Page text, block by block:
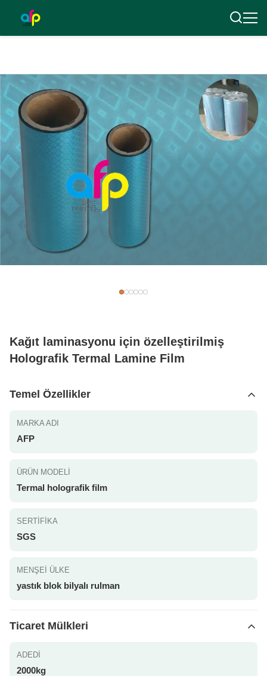
Kağıt laminasyonu için özelleştirilmiş
Holografik Termal Lamine Film
Temel Özellikler
MARKA ADI
AFP
ÜRÜN MODELI
Termal holografik film
SERTIFIKA
SGS
MENŞEI ÜLKE
yastık blok bilyalı rulman
Ticaret Mülkleri
ADEDI
2000kg